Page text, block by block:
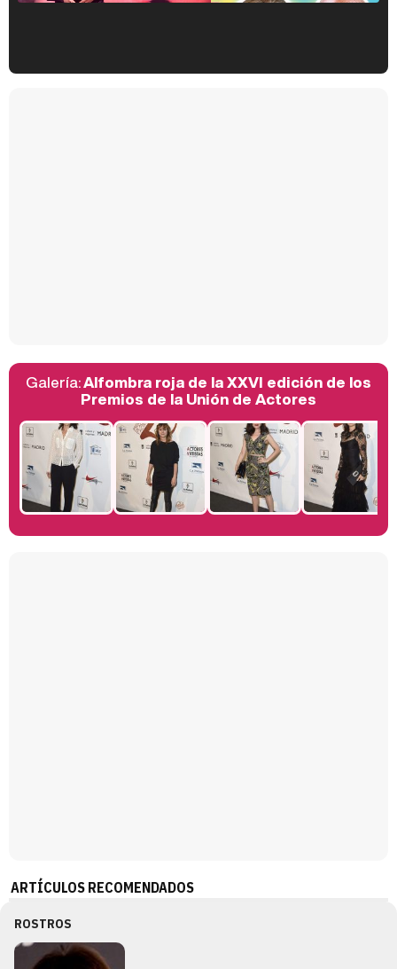
Belén Esteban: "Estoy emocionada, muy contenta y muy feliz por llegar a RTVE"
Manu Baqueiro: "Tuve como referente a Bruce Willis en 'Luz de Luna' para mi trabajo en la serie 'Perdiendo el juicio'"
Galería:Alfombra roja de la XXVI edición de los
Premios de la Unión de Actores
ARTÍCULOS RECOMENDADOS
ROSTROS